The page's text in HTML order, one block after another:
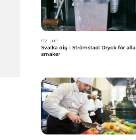
02. jun
Svalka dig i Strömstad: Dryck för alla
smaker